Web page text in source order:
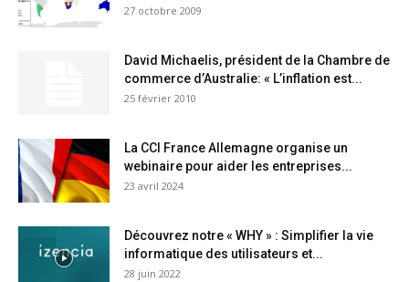
27 octobre 2009
David Michaelis, président de la Chambre de
commerce d’Australie: « L’inflation est...
25 février 2010
La CCI France Allemagne organise un
webinaire pour aider les entreprises...
23 avril 2024
Découvrez notre « WHY » : Simplifier la vie
informatique des utilisateurs et...
28 juin 2022